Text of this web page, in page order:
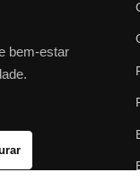
bem-estar